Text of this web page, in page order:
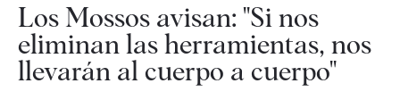
Los Mossos avisan: "Si nos
eliminan las herramientas, nos
llevarán al cuerpo a cuerpo"